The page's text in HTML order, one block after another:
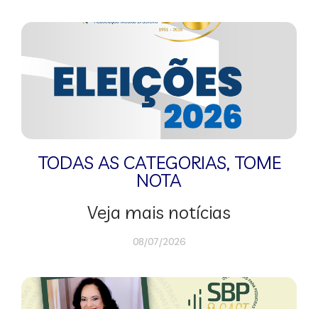
TODAS AS CATEGORIAS, TOME
NOTA
Veja mais notícias
08/07/2026